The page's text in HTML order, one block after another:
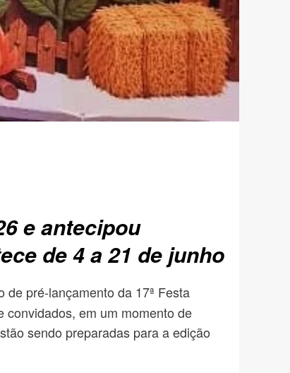
e antecipou
de 4 a 21 de junho
pré-lançamento da 17ª Festa
convidados, em um momento de
sendo preparadas para a edição